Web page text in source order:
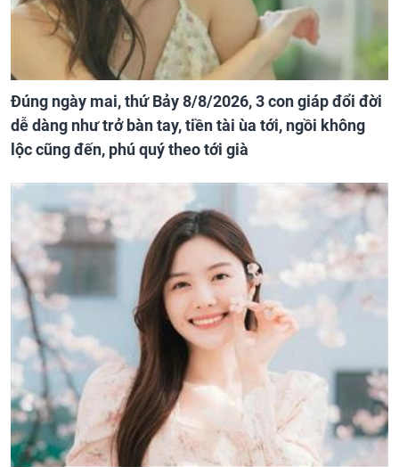
Đúng ngày mai, thứ Bảy 8/8/2026, 3 con giáp đổi đời
dễ dàng như trở bàn tay, tiền tài ùa tới, ngồi không
lộc cũng đến, phú quý theo tới già